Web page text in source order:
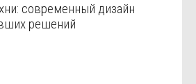
современный дизайн
решений